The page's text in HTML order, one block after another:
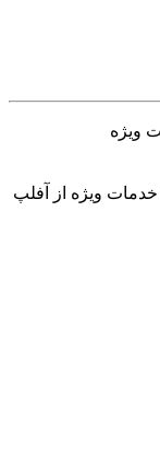
ویژه
ویژه از آفلپ